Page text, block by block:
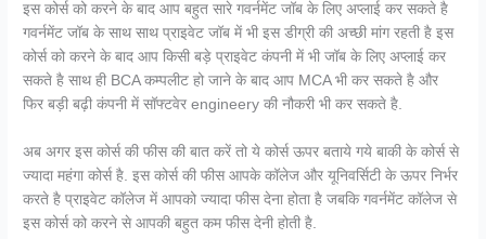
इस कोर्स को करने के बाद आप बहुत सारे गवर्नमेंट जॉब के लिए अप्लाई कर सकते है
गवर्नमेंट जॉब के साथ साथ प्राइवेट जॉब में भी इस डीग्री की अच्छी मांग रहती है इस
कोर्स को करने के बाद आप किसी बड़े प्राइवेट कंपनी में भी जॉब के लिए अप्लाई कर
सकते है साथ ही BCA कम्पलीट हो जाने के बाद आप MCA भी कर सकते है और
फिर बड़ी बढ़ी कंपनी में सॉफ्टवेर engineery की नौकरी भी कर सकते है.
अब अगर इस कोर्स की फीस की बात करें तो ये कोर्स ऊपर बताये गये बाकी के कोर्स से
ज्यादा महंगा कोर्स है. इस कोर्स की फीस आपके कॉलेज और यूनिवर्सिटी के ऊपर निर्भर
करते है प्राइवेट कॉलेज में आपको ज्यादा फीस देना होता है जबकि गवर्नमेंट कॉलेज से
इस कोर्स को करने से आपकी बहुत कम फीस देनी होती है.